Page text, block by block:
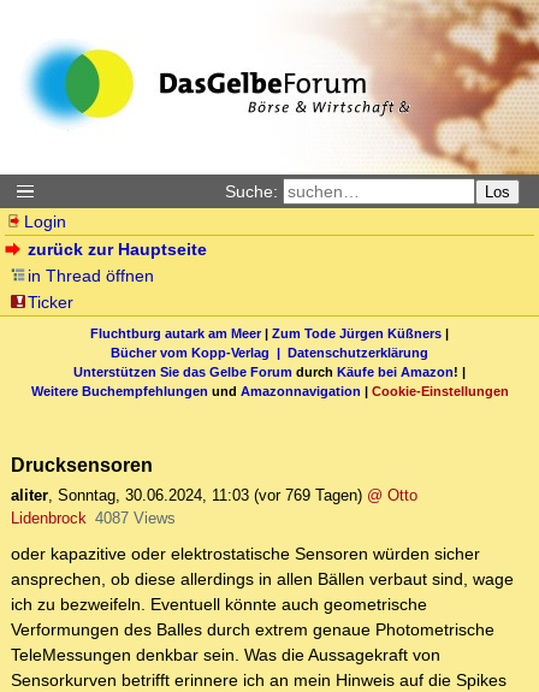
Suche: Los
Login
zurück zur Hauptseite
in Thread öffnen
Ticker
Fluchtburg autark am Meer| Zum Tode Jürgen Küßners |
Bücher vom Kopp-Verlag | Datenschutzerklärung
Unterstützen Sie das Gelbe Forum durch Käufe bei Amazon! |
Weitere Buchempfehlungen und Amazonnavigation | Cookie-Einstellungen
Drucksensoren
aliter, Sonntag, 30.06.2024, 11:03 (vor 769 Tagen) @ Otto
Lidenbrock 4087 Views
oder kapazitive oder elektrostatische Sensoren würden sicher
ansprechen, ob diese allerdings in allen Bällen verbaut sind, wage
ich zu bezweifeln. Eventuell könnte auch geometrische
Verformungen des Balles durch extrem genaue Photometrische
TeleMessungen denkbar sein. Was die Aussagekraft von
Sensorkurven betrifft erinnere ich an mein Hinweis auf die Spikes